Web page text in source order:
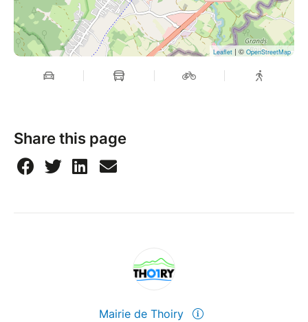
Leaflet | © OpenStreetMap
Share this page
Mairie de Thoiry